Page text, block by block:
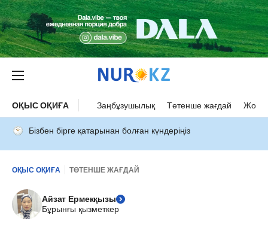
ОҚЫС ОҚИҒА Заңбұзушылық Төтенше жағдай Жол
Бізбен бірге қатарынан болған күндеріңіз
ОҚЫС ОҚИҒА ТӨТЕНШЕ ЖАҒДАЙ
Айзат Ермекқызы
Бұрынғы қызметкер